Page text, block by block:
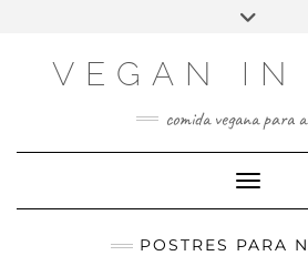
Elegir
VEGAN IN
comida vegana para
Cambiar
POSTRES PARA